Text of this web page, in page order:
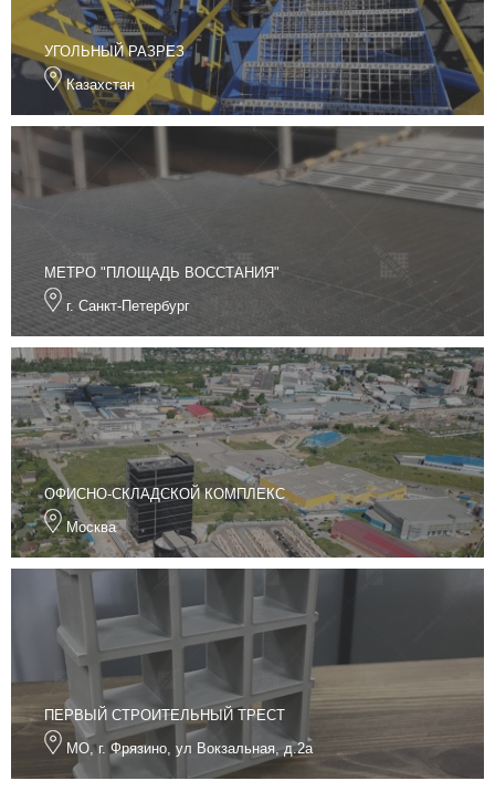
УГОЛЬНЫЙ РАЗРЕЗ
Казахстан
МЕТРО "ПЛОЩАДЬ ВОССТАНИЯ"
г. Санкт-Петербург
ОФИСНО-СКЛАДСКОЙ КОМПЛЕКС
Москва
ПЕРВЫЙ СТРОИТЕЛЬНЫЙ ТРЕСТ
МО, г. Фрязино, ул Вокзальная, д.2а